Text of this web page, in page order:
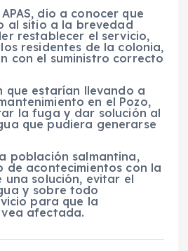
dio a conocer que
al sitio a la brevedad
restablecer el servicio,
residentes de la colonia,
con el suministro correcto
que estarían llevando a
en el Pozo,
la fuga y dar solución al
que pudiera generarse
población salmantina,
acontecimientos con la
solución, evitar el
y sobre todo
para que la
afectada.